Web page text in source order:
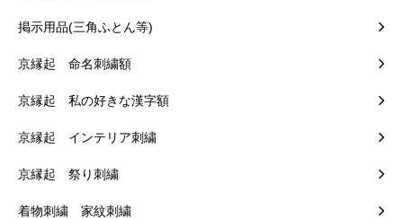
掲示用品(三角ふとん等)
京縁起 命名刺繍額
京縁起 私の好きな漢字額
京縁起 インテリア刺繍
京縁起 祭り刺繍
着物刺繍 家紋刺繍